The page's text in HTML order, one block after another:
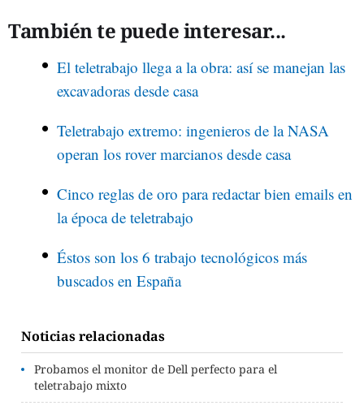
También te puede interesar...
El teletrabajo llega a la obra: así se manejan las
excavadoras desde casa
Teletrabajo extremo: ingenieros de la NASA
operan los rover marcianos desde casa
Cinco reglas de oro para redactar bien emails en
la época de teletrabajo
Éstos son los 6 trabajo tecnológicos más
buscados en España
Noticias relacionadas
Probamos el monitor de Dell perfecto para el
teletrabajo mixto